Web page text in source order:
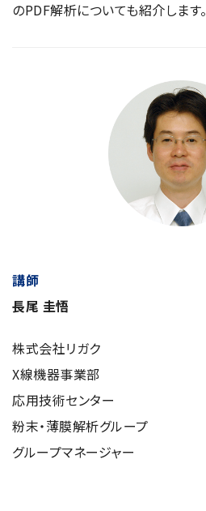
のPDF解析についても紹介します。
講師
長尾 圭悟
株式会社リガク
X線機器事業部
応用技術センター
粉末・薄膜解析グループ
グループマネージャー